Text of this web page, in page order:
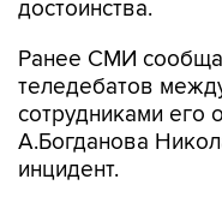
достоинства.
Ранее СМИ
теледебатов
сотрудниками его
А.Богданова
инцидент.